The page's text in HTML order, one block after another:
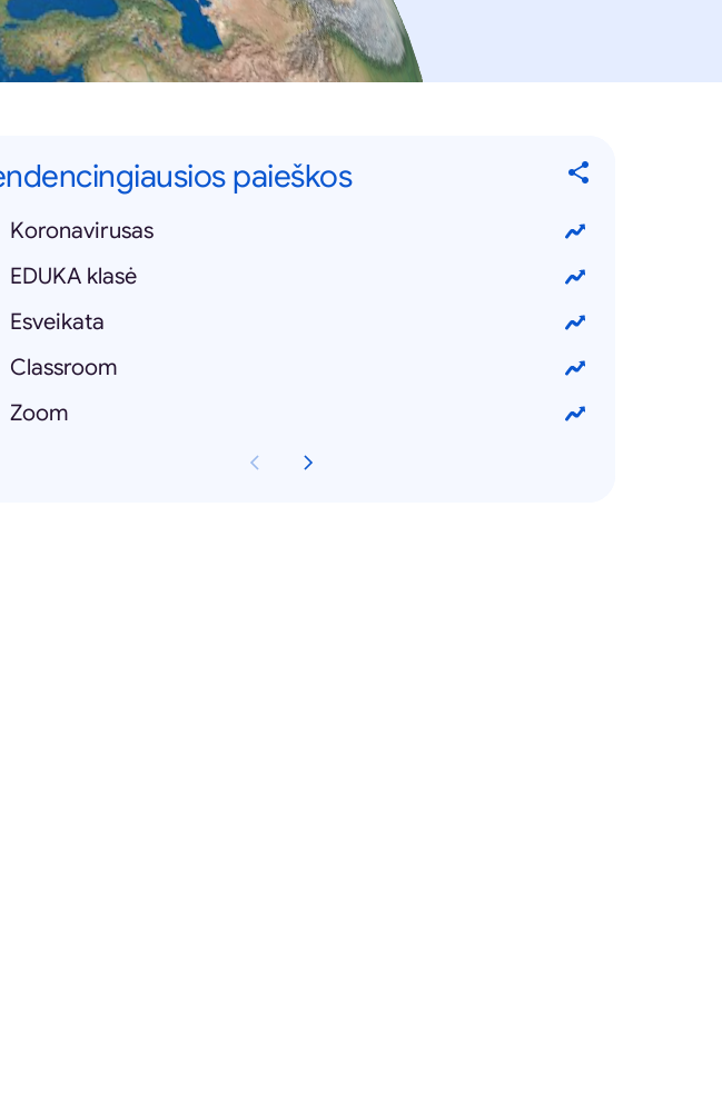
paieškos
Koronavirusas
EDUKA klasė
Esveikata
Classroom
Zoom